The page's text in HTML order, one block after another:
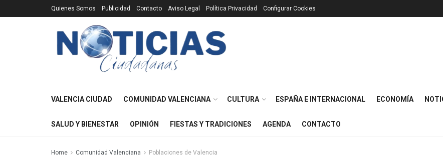
Quienes Somos Publicidad Contacto Aviso Legal Política Privacidad Configurar Cookies
VALENCIA CIUDAD COMUNIDAD VALENCIANA CULTURA ESPAÑA E INTERNACIONAL ECONOMÍA
SALUD Y BIENESTAR OPINIÓN FIESTAS Y TRADICIONES AGENDA CONTACTO
Home Comunidad Valenciana Poblaciones de Valencia